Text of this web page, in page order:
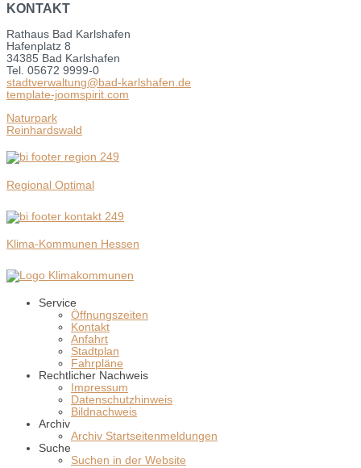
KONTAKT
Rathaus Bad Karlshafen
Hafenplatz 8
34385 Bad Karlshafen
Tel. 05672 9999-0
stadtverwaltung@bad-karlshafen.de
template-joomspirit.com
Naturpark
Reinhardswald
Regional Optimal
Klima-Kommunen Hessen
Service
Öffnungszeiten
Kontakt
Anfahrt
Stadtplan
Fahrpläne
Rechtlicher Nachweis
Impressum
Datenschutzhinweis
Bildnachweis
Archiv
Archiv Startseitenmeldungen
Suche
Suchen in der Website